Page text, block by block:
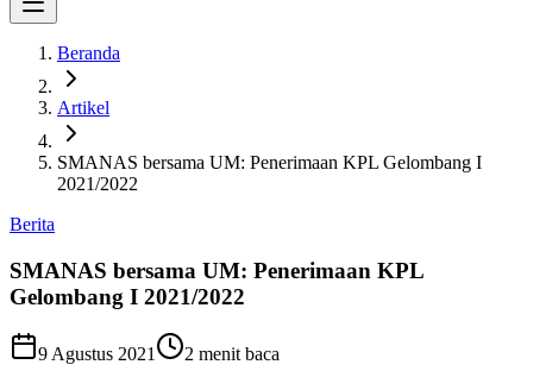
Beranda
Artikel
SMANAS bersama UM: Penerimaan KPL Gelombang I
2021/2022
Berita
SMANAS bersama UM: Penerimaan KPL
Gelombang I 2021/2022
9 Agustus 2021 2 menit baca